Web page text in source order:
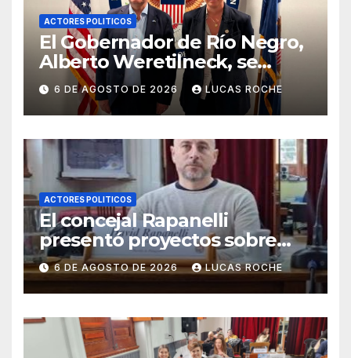
ACTORES POLITICOS
El Gobernador de Río Negro,
Alberto Weretilneck, se
encuentra en Estados Unidos
6 DE AGOSTO DE 2026 LUCAS ROCHE
ACTORES POLITICOS
El concejal Rapanelli
presentó proyectos sobre
infraestructura, tarifas y
salud mental
6 DE AGOSTO DE 2026 LUCAS ROCHE